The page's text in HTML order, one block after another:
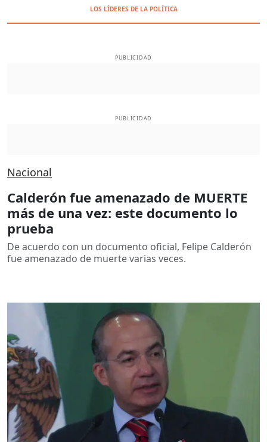
LOS LÍDERES DE LA POLÍTICA
PUBLICIDAD
PUBLICIDAD
Nacional
Calderón fue amenazado de MUERTE
más de una vez: este documento lo
prueba
De acuerdo con un documento oficial, Felipe Calderón
fue amenazado de muerte varias veces.